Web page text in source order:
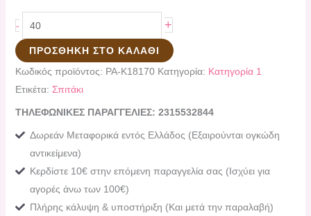
- +
ΠΡΟΣΘΉΚΗ ΣΤΟ ΚΑΛΆΘΙ
Κωδικός προϊόντος: PA-Κ18170 Κατηγορία: Κατηγορία 1
Ετικέτα: Σπιτάκι
ΤΗΛΕΦΩΝΙΚΕΣ ΠΑΡΑΓΓΕΛΙΕΣ: 2315532844
Δωρεάν Μεταφορικά εντός Ελλάδος (Εξαιρούνται ογκώδη
αντικείμενα)
Κερδίστε 10€ στην επόμενη παραγγελία σας (Ισχύει για
αγορές άνω των 100€)
Πλήρης κάλυψη & υποστήριξη (Και μετά την παραλαβή)